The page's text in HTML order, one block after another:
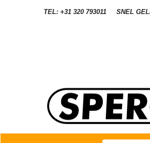
TEL: +31 320 793011 SNEL